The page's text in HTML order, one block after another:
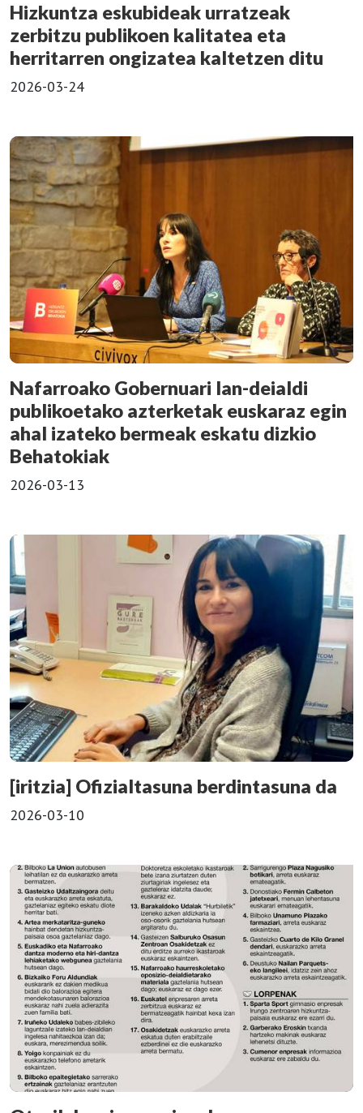
Hizkuntza eskubideak urratzeak
zerbitzu publikoen kalitatea eta
herritarren ongizatea kaltetzen ditu
2026-03-24
Nafarroako Gobernuari lan-deialdi
publikoetako azterketak euskaraz egin
ahal izateko bermeak eskatu dizkio
Behatokiak
2026-03-13
[iritzia] Ofizialtasuna berdintasuna da
2026-03-10